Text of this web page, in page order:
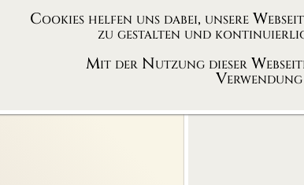
Cookies helfen uns dabei, unsere
zu gestalten und
Mit der Nutzung dieser